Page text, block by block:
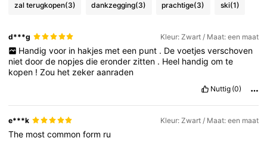
zal terugkopen(3) dankzegging(3) prachtige(3) ski(1)
d***g Kleur: Zwart / Maat: een maat
Handig voor in hakjes met een punt . De voetjes verschoven
nietdoorde nopjesdieeronder zitten . Heel handigomte
kopen !Zou het zekeraanraden
Nuttig (0)
e***k Kleur: Zwart / Maat: een maat
The mostcommonform ru